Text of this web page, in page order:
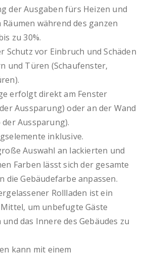
der Ausgaben fürs Heizen und
während des ganzen
zu 30%.
Schutz vor Einbruch und Schäden
und Türen (Schaufenster,
erfolgt direkt am Fenster
Aussparung) oder an der Wand
Aussparung).
inklusive.
Auswahl an lackierten und
Farben lässt sich der gesamte
die Gebäudefarbe anpassen.
Rollladen ist ein
um unbefugte Gäste
das Innere des Gebäudes zu
kann mit einem